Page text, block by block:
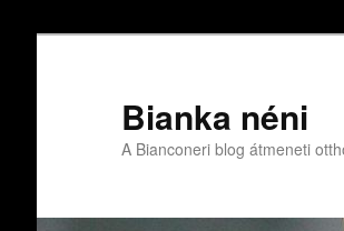
Bianka néni
A Bianconeri blog átmeneti